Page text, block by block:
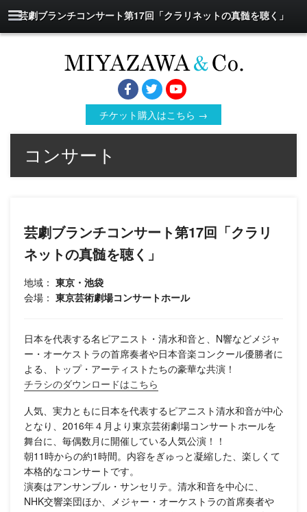
芸劇ブランチコンサート第17回「クラリネットの真髄を聴く」
チケット購入はこちら →
コンサート
芸劇ブランチコンサート第17回「クラリ
ネットの真髄を聴く」
地域： 東京・池袋
会場： 東京芸術劇場コンサートホール
日本を代表する名ピアニスト・清水和音と、N響などメジャ
ー・オーケストラの首席奏者や日本音楽コンクール優勝者に
よる、トップ・アーティストたちの豪華な共演！
チラシのダウンロードはこちら
人気、実力ともに日本を代表するピアニスト清水和音が中心
となり、2016年４月より東京芸術劇場コンサートホールを
舞台に、毎偶数月に開催している人気公演！！
朝11時からの約1時間。内容をぎゅっと凝縮した、楽しくて
本格的なコンサートです。
演奏はアンサンブル・サンセリテ。清水和音を中心に、
NHK交響楽団ほか、メジャー・オーケストラの首席奏者や